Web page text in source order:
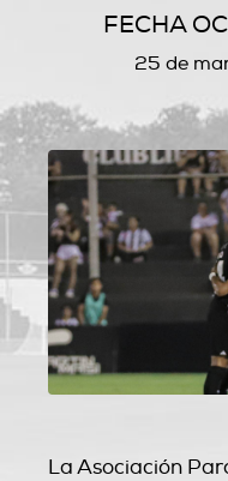
FECHA
25 de
La Asociación